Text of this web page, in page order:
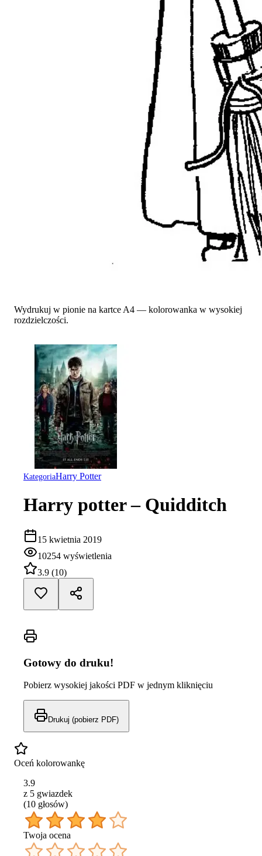
Wydrukuj w pionie na kartce A4 — kolorowanka w wysokiej
rozdzielczości.
KategoriaHarry Potter
Harry potter – Quidditch
15 kwietnia 2019
10254 wyświetlenia
3.9 (10)
Gotowy do druku!
Pobierz wysokiej jakości PDF w jednym kliknięciu
Drukuj (pobierz PDF)
Oceń kolorowankę
3.9
z 5 gwiazdek
(10 głosów)
Twoja ocena